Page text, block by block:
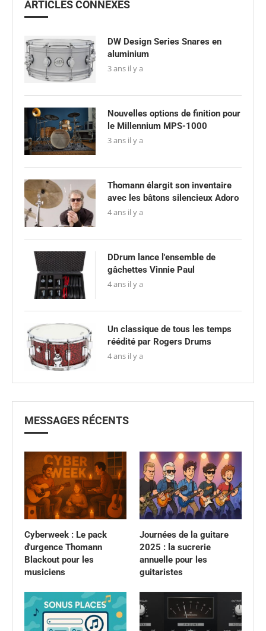
ARTICLES CONNEXES
DW Design Series Snares en
aluminium
3 ans il y a
Nouvelles options de finition pour
le Millennium MPS-1000
3 ans il y a
Thomann élargit son inventaire
avec les bâtons silencieux Adoro
4 ans il y a
DDrum lance l'ensemble de
gâchettes Vinnie Paul
4 ans il y a
Un classique de tous les temps
réédité par Rogers Drums
4 ans il y a
MESSAGES RÉCENTS
Cyberweek : Le pack
d'urgence Thomann
Blackout pour les
musiciens
Journées de la guitare
2025 : la sucrerie
annuelle pour les
guitaristes